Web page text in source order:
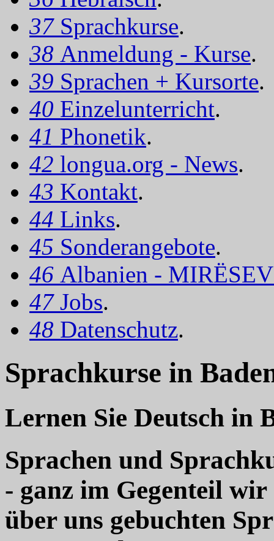
37 Sprachkurse.
38 Anmeldung - Kurse.
39 Sprachen + Kursorte.
40 Einzelunterricht.
41 Phonetik.
42 longua.org - News.
43 Kontakt.
44 Links.
45 Sonderangebote.
46 Albanien -
47 Jobs.
48 Datenschutz.
Sprachkurse in
Lernen Sie Deutsch in
Sprachen und
- ganz im Gegenteil
über uns gebuchten